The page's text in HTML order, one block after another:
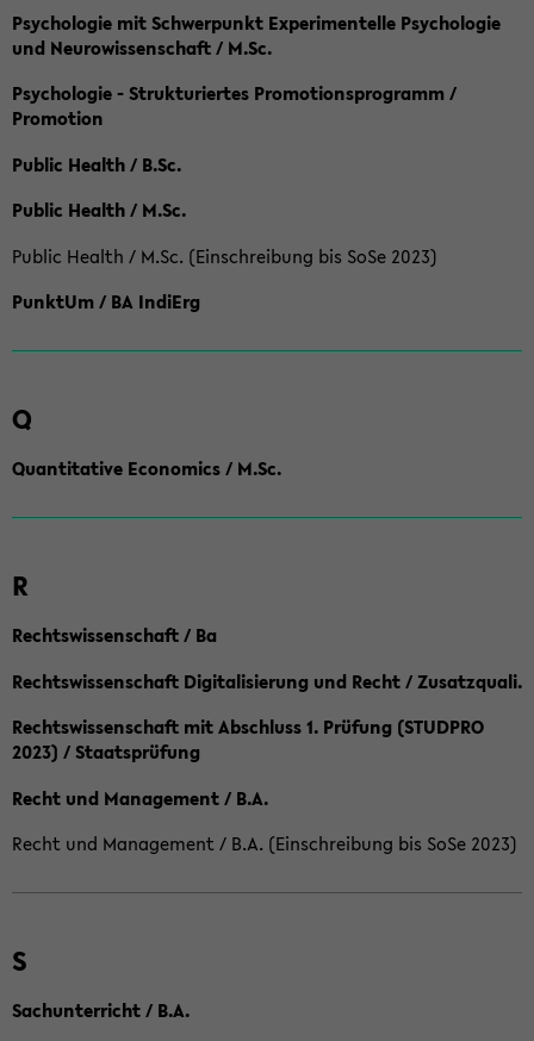
Psychologie mit Schwerpunkt Experimentelle Psychologie
und Neurowissenschaft / M.Sc.
Psychologie - Strukturiertes Promotionsprogramm /
Promotion
Public Health / B.Sc.
Public Health / M.Sc.
Public Health / M.Sc. (Einschreibung bis SoSe 2023)
PunktUm / BA IndiErg
Q
Quantitative Economics / M.Sc.
R
Rechtswissenschaft / Ba
Rechtswissenschaft Digitalisierung und Recht / Zusatzquali.
Rechtswissenschaft mit Abschluss 1. Prüfung (STUDPRO
2023) / Staatsprüfung
Recht und Management / B.A.
Recht und Management / B.A. (Einschreibung bis SoSe 2023)
S
Sachunterricht / B.A.